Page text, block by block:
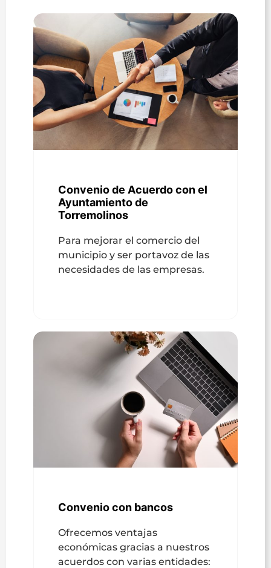
Convenio de Acuerdo con el
Ayuntamiento de
Torremolinos
Para mejorar el comercio del
municipio y ser portavoz de las
necesidades de las empresas.
Convenio con bancos
Ofrecemos ventajas
económicas gracias a nuestros
acuerdos con varias entidades: